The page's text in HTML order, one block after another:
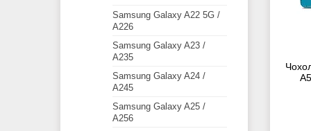
Samsung Galaxy A22 5G /
A226
Samsung Galaxy A23 /
A235
Samsung Galaxy A24 /
A245
Samsung Galaxy A25 /
A256